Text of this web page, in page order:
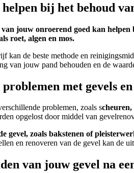
bij het behoud
jouw onroerend goed kan
roet, algen en mos.
kan de beste methode en
van jouw pand behouden en de
met gevels en
problemen, zoals s
opgelost door middel van
gevel, zoals bakstenen of
en renoveren van de gevel kan de
van jouw gevel na